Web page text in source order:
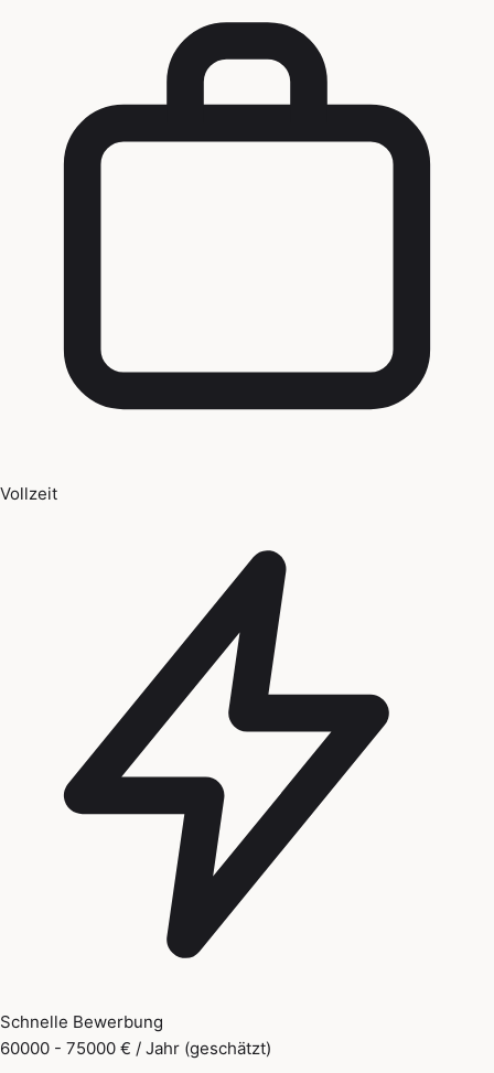
Vollzeit
Schnelle Bewerbung
60000 - 75000 € / Jahr (geschätzt)